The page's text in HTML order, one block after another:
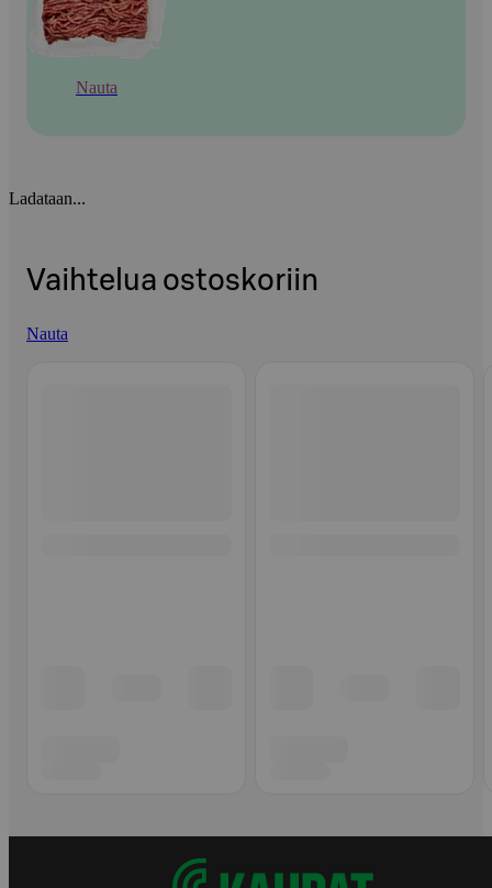
Nauta
Ladataan...
Vaihtelua ostoskoriin
Nauta